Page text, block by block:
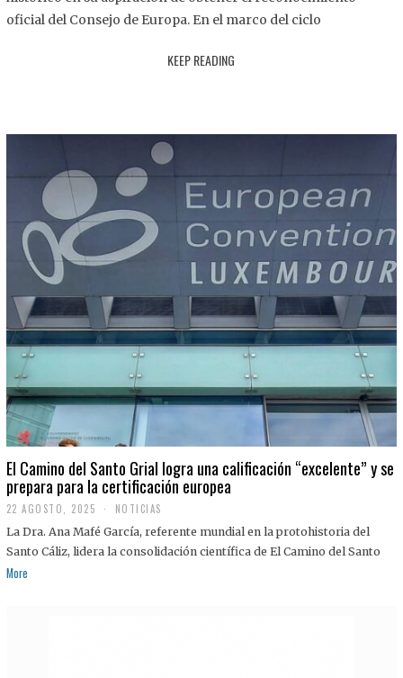
2
oficial del Consejo de Europa. En el marco del ciclo
KEEP READING
El Camino del Santo Grial logra una calificación “excelente” y se
prepara para la certificación europea
22 AGOSTO, 2025
2
A
G
NOTICIAS
La Dra. Ana Mafé García, referente mundial en la protohistoria del
Santo Cáliz, lidera la consolidación científica de El Camino del Santo
More